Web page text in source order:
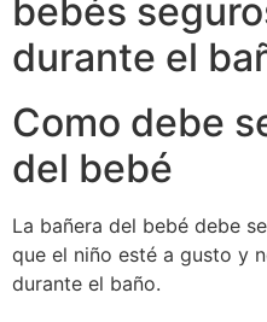
bebés
durante el
Como debe
del bebé
La bañera del bebé debe
que el niño esté a gusto y
durante el baño.